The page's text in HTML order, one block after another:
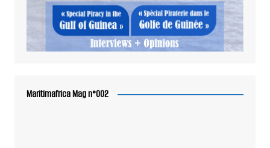
Maritimafrica Mag n°002